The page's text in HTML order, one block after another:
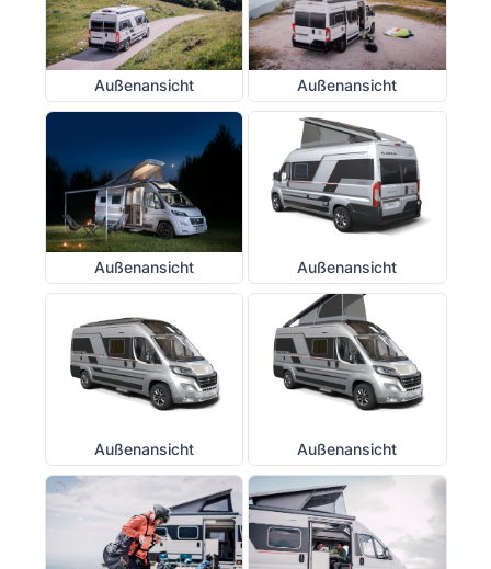
Außenansicht Außenansicht
Außenansicht Außenansicht
Außenansicht Außenansicht